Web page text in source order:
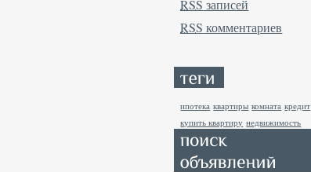
RSS записей
RSS комментариев
ипотека квартиры комната кредит
купить квартиру недвижимость